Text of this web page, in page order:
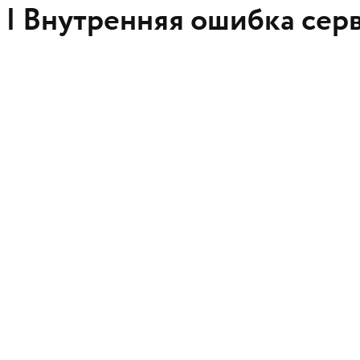
Внутренняя ошибка